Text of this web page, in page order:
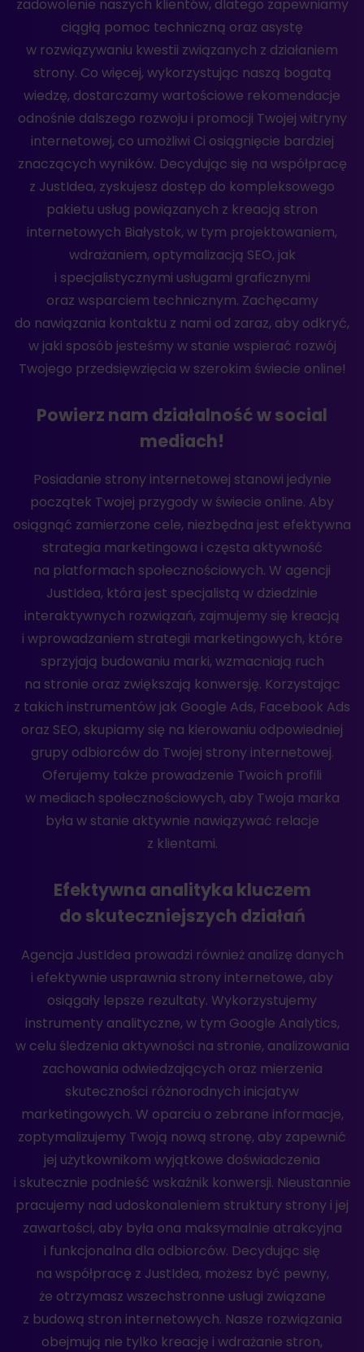
zadowolenie naszych klientów, dlatego zapewniamy
ciągłą pomoc techniczną oraz asystę
w rozwiązywaniu kwestii związanych z działaniem
strony. Co więcej, wykorzystując naszą bogatą
wiedzę, dostarczamy wartościowe rekomendacje
odnośnie dalszego rozwoju i promocji Twojej witryny
internetowej, co umożliwi Ci osiągnięcie bardziej
znaczących wyników. Decydując się na współpracę
z JustIdea, zyskujesz dostęp do kompleksowego
pakietu usług powiązanych z kreacją stron
internetowych Białystok, w tym projektowaniem,
wdrażaniem, optymalizacją SEO, jak
i specjalistycznymi usługami graficznymi
oraz wsparciem technicznym. Zachęcamy
do nawiązania kontaktu z nami od zaraz, aby odkryć,
w jaki sposób jesteśmy w stanie wspierać rozwój
Twojego przedsięwzięcia w szerokim świecie online!
Powierz nam działalność w social
mediach!
Posiadanie strony internetowej stanowi jedynie
początek Twojej przygody w świecie online. Aby
osiągnąć zamierzone cele, niezbędna jest efektywna
strategia marketingowa i częsta aktywność
na platformach społecznościowych. W agencji
JustIdea, która jest specjalistą w dziedzinie
interaktywnych rozwiązań, zajmujemy się kreacją
i wprowadzaniem strategii marketingowych, które
sprzyjają budowaniu marki, wzmacniają ruch
na stronie oraz zwiększają konwersję. Korzystając
z takich instrumentów jak Google Ads, Facebook Ads
oraz SEO, skupiamy się na kierowaniu odpowiedniej
grupy odbiorców do Twojej strony internetowej.
Oferujemy także prowadzenie Twoich profili
w mediach społecznościowych, aby Twoja marka
była w stanie aktywnie nawiązywać relacje
z klientami.
Efektywna analityka kluczem
do skuteczniejszych działań
Agencja JustIdea prowadzi również analizę danych
i efektywnie usprawnia strony internetowe, aby
osiągały lepsze rezultaty. Wykorzystujemy
instrumenty analityczne, w tym Google Analytics,
w celu śledzenia aktywności na stronie, analizowania
zachowania odwiedzających oraz mierzenia
skuteczności różnorodnych inicjatyw
marketingowych. W oparciu o zebrane informacje,
zoptymalizujemy Twoją nową stronę, aby zapewnić
jej użytkownikom wyjątkowe doświadczenia
i skutecznie podnieść wskaźnik konwersji. Nieustannie
pracujemy nad udoskonaleniem struktury strony i jej
zawartości, aby była ona maksymalnie atrakcyjna
i funkcjonalna dla odbiorców. Decydując się
na współpracę z JustIdea, możesz być pewny,
że otrzymasz wszechstronne usługi związane
z budową stron internetowych. Nasze rozwiązania
obejmują nie tylko kreację i wdrażanie stron,